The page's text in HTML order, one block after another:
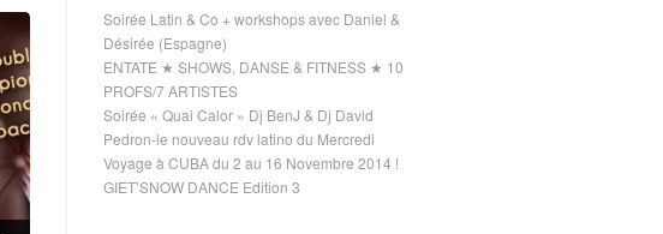
Soirée Latin & Co + workshops avec Daniel &
Désirée (Espagne)
ENTATE ★ SHOWS, DANSE & FITNESS ★ 10
PROFS/7 ARTISTES
Soirée « Quai Calor » Dj BenJ & Dj David
Pedron-le nouveau rdv latino du Mercredi
Voyage à CUBA du 2 au 16 Novembre 2014 !
GIET’SNOW DANCE Edition 3